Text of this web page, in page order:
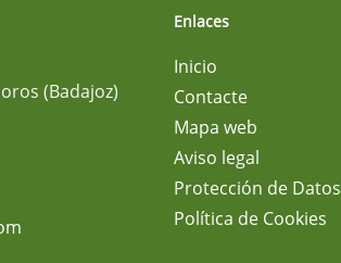
(Badajoz)
Enlaces
Inicio
Contacte
Mapa web
Aviso legal
Protección de Datos
Política de Cookies